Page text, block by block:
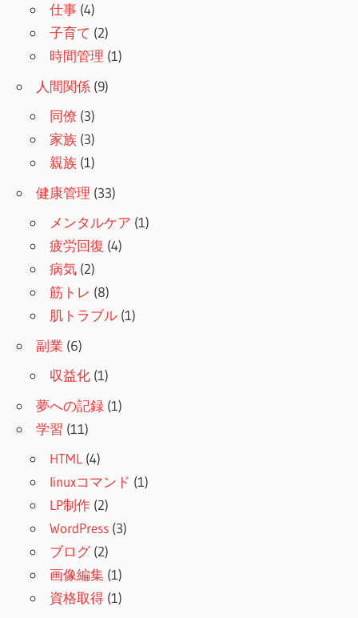
仕事 (4)
子育て (2)
時間管理 (1)
人間関係 (9)
同僚 (3)
家族 (3)
親族 (1)
健康管理 (33)
メンタルケア (1)
疲労回復 (4)
病気 (2)
筋トレ (8)
肌トラブル (1)
副業 (6)
収益化 (1)
夢への記録 (1)
学習 (11)
HTML (4)
linuxコマンド (1)
LP制作 (2)
WordPress (3)
ブログ(2)
画像編集 (1)
資格取得 (1)